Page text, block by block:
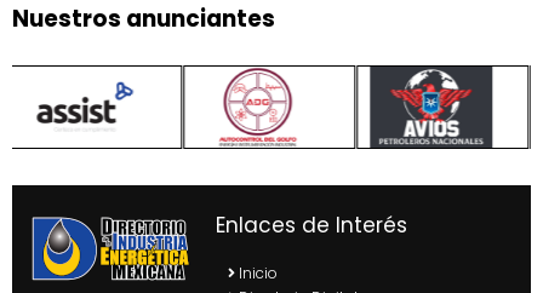
Nuestros anunciantes
Enlaces de Interés
Inicio